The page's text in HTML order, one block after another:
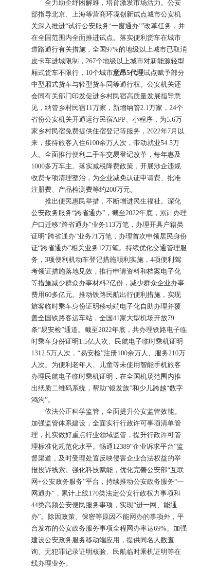
全力助企纾困解难，培育激发市场活力。公安
部指导北京、上海等营商环境创新试点城市公安机
关深入推进“试行公安服务‘一窗通办’”改革任务，并
在全国范围内全面推进试点。落实便利货车在城市
道路通行有关措施，全国97%的地级以上城市已取消
皮卡车进城限制，267个地级以上城市对新能源轻型
厢式货车不限行，10个城市意昂5代理试点赋予部分
中型厢式货车与轻型货车同等通行权。公安机关还
会同有关部门印发促进乡村民宿高质量发展指导意
见，纳管乡村民宿11万家，新增纳管2.1万家，24个
省份公安机关开通运行民宿APP、小程序，为5.6万
家乡村民宿免费提供住宿登记等服务，2022年7月以
来，接待旅客入住6100余万人次，带动就业54.5万
人。全面推行便利二手车交易登记改革，每年惠及
1000多万车主。落实减税降费政策，开展涉企违规
收费专项清理整治，为企业减免认证申请费、批准
注册费、产品检测费等约200万元。
推出便民惠民举措，不断增进民生福祉。深化
公安政务服务“跨省通办”，截至2022年底，累计办理
户口迁移“跨省通办”业务113万笔，办理开具户籍类
证明“跨省通办”业务71万笔，办理首次申领居民身份
证“跨省通办”相关业务12万笔。持续优化交通管理服
务，3项便利机动车登记措施顺利实施，4项便利驾
考领证措施落地见效，推行申请资料和档案电子化
等措施减少群众办事材料2亿份，减少群众企业办事
费用60多亿元。推动铁路民航出行便利措施，实现
旅客临时乘车身份证明移动端电子化自助办理并覆
盖全国铁路客运车站，全国41家大型机场开放79
条“易安检”通道。截至2022年底，共办理铁路电子临
时乘车身份证明1.5亿人次、民航电子临时乘机证明
1312.5万人次，“易安检”注册100余万人、服务210万
人次。为便利老年人、儿童等未使用智能手机旅客
办理民航电子临时乘机证明，在全国机场范围内推
出纸质二维码系统，帮助“银发族”和少儿跨越“数字
鸿沟”。
依法公正科学监管，全面提升公安监管效能。
加强监管体系建设，全面实行行政许可事项清单管
理，扎实做好重点行业领域监管，提升行政许可管
理标准化规范化水平。畅通12389“企业诉求平台”监
督渠道，及时受理处置反映侵害企业合法权益的举
报投诉线索。强化科技赋能，优化完善公安部“互联
网+公安政务服务”平台，持续推动公安政务服务“一
网通办”，累计上线170类法定公安行政权力事项和
44类高频公安便民服务事项，实现“进一网、能通
办”。除因政策、保密等原因不能网办的事项外，平
台发布的公安政务服务事项全程网办率达69%。加强
建设公安政务服务移动端应用，提供同名人数查
询、无犯罪记录证明核验、民航临时乘机证明等在
线办理业务。